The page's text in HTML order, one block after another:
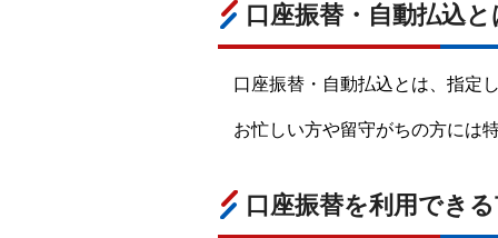
口座振替・自動払込と
口座振替・自動払込とは、指定
お忙しい方や留守がちの方には
口座振替を利用でき